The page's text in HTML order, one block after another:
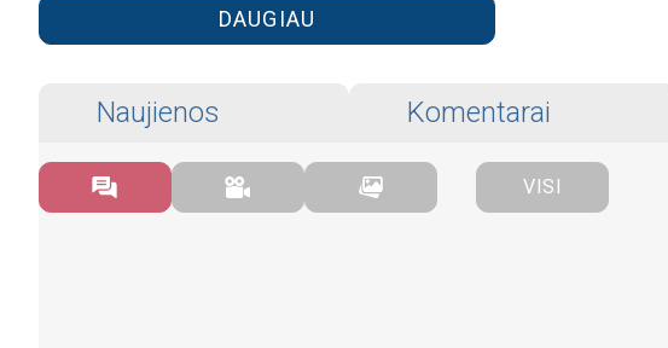
DAUGIAU
Naujienos Komentarai
VISI